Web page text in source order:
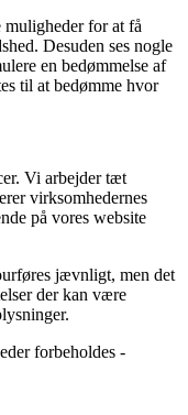
muligheder for at få
Desuden ses nogle
en bedømmelse af
til at bedømme hvor
Vi arbejder tæt
virksomhedernes
på vores website
jævnligt, men det
der kan være
forbeholdes -